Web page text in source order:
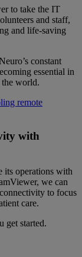
to take the IT
and staff,
and life-saving
constant
essential in
the world.
remote
with
its operations with
we can
to focus
care.
get started.